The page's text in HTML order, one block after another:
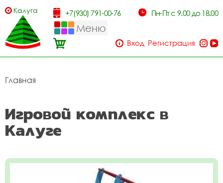
Калуга +7(930) 791-00-76 Пн-Пт с 9.00 до 18.00
Меню
Вход Регистрация
Главная
Игровой комплекс в
Калуге